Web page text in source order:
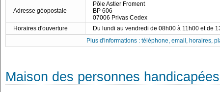
Adresse géopostale
Pôle Astier Froment
BP 606
07006 Privas Cedex
Horaires d'ouverture
Du lundi au vendredi de 08h00 à 11h00 et de
Plus d'informations : téléphone, email, horaires,
Maison des personnes